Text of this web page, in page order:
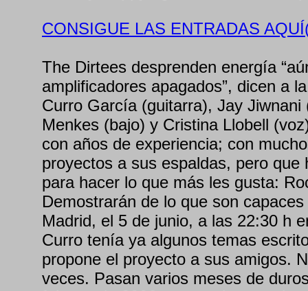
CONSIGUE LAS ENTRADAS
The Dirtees desprenden energía
amplificadores apagados”, dicen a
Curro García (guitarra), Jay Jiwnani
Menkes (bajo) y Cristina Llobell
con años de experiencia; con
proyectos a sus espaldas, pero que
para hacer lo que más les gusta:
Demostrarán de lo que son
Madrid, el 5 de junio, a las 22:30 h
Curro tenía ya algunos temas
propone el proyecto a sus amigos.
veces. Pasan varios meses de